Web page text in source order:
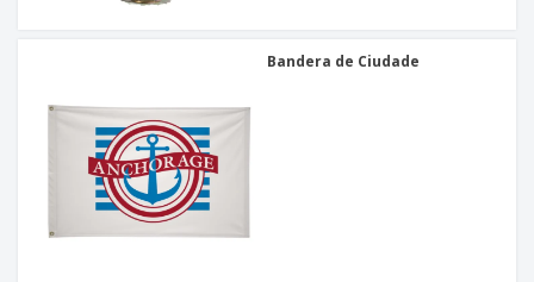
Bandera de Ciudade